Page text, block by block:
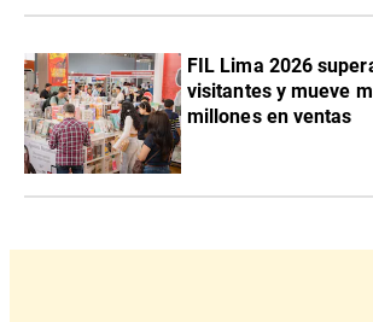
FIL Lima 2026
visitantes y mueve
millones en ventas